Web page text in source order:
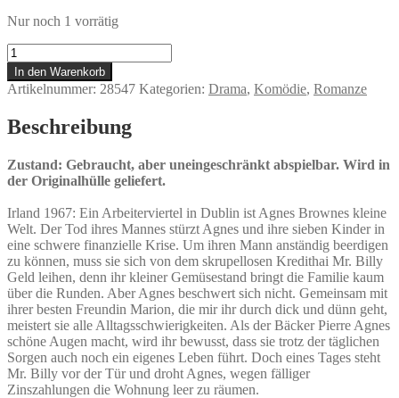
Nur noch 1 vorrätig
Agnes
Browne
-
Frauen
sich
In den Warenkorb
Artikelnummer: 28547 Kategorien: Drama, Komödie, Romanze
Beschreibung
Zustand: Gebraucht, aber uneingeschränkt abspielbar. Wird in
der Originalhülle geliefert.
Irland 1967: Ein Arbeiterviertel in Dublin ist Agnes Brownes kleine
Welt. Der Tod ihres Mannes stürzt Agnes und ihre sieben Kinder in
eine schwere finanzielle Krise. Um ihren Mann anständig beerdigen
zu können, muss sie sich von dem skrupellosen Kredithai Mr. Billy
Geld leihen, denn ihr kleiner Gemüsestand bringt die Familie kaum
über die Runden. Aber Agnes beschwert sich nicht. Gemeinsam mit
ihrer besten Freundin Marion, die mir ihr durch dick und dünn geht,
meistert sie alle Alltagsschwierigkeiten. Als der Bäcker Pierre Agnes
schöne Augen macht, wird ihr bewusst, dass sie trotz der täglichen
Sorgen auch noch ein eigenes Leben führt. Doch eines Tages steht
Mr. Billy vor der Tür und droht Agnes, wegen fälliger
Zinszahlungen die Wohnung leer zu räumen.